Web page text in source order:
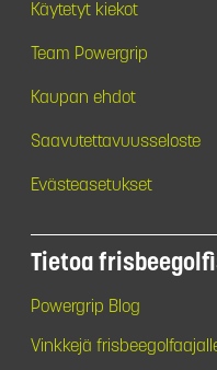
Käytetyt kiekot
Team Powergrip
Kaupan ehdot
Saavutettavuusseloste
Evästeasetukset
Tietoa
Powergrip Blog
Vinkkejä